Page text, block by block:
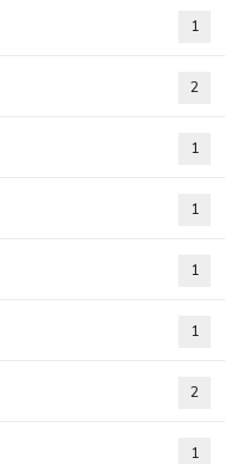
1
2
1
1
1
1
2
1